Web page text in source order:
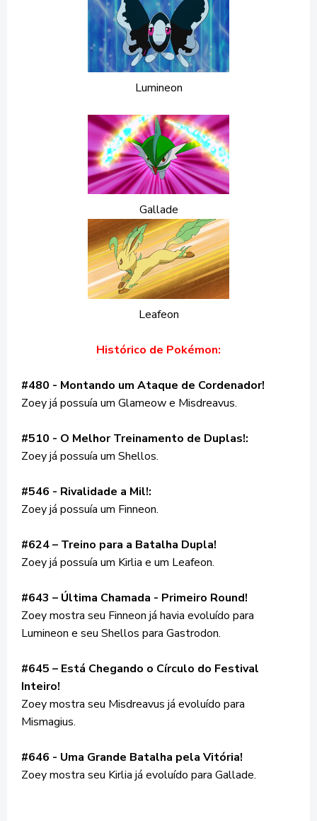
Lumineon
Gallade
Leafeon
Histórico de Pokémon:
#480 - Montando um Ataque de Cordenador!
Zoey já possuía um Glameow e Misdreavus.
#510 - O Melhor Treinamento de Duplas!:
Zoey já possuía um Shellos.
#546 - Rivalidade a Mil!:
Zoey já possuía um Finneon.
#624 – Treino para a Batalha Dupla!
Zoey já possuía um Kirlia e um Leafeon.
#643 – Última Chamada - Primeiro Round!
Zoey mostra seu Finneon já havia evoluído para
Lumineon e seu Shellos para Gastrodon.
#645 – Está Chegando o Círculo do Festival
Inteiro!
Zoey mostra seu Misdreavus já evoluído para
Mismagius.
#646 - Uma Grande Batalha pela Vitória!
Zoey mostra seu Kirlia já evoluído para Gallade.